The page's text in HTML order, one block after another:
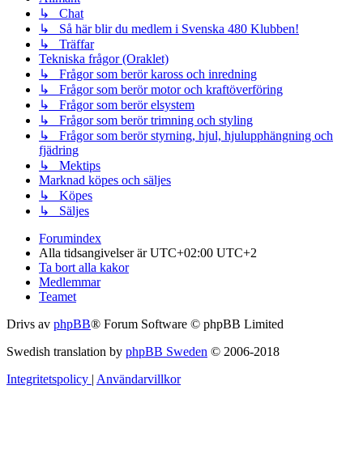
↳ Chat
↳ Så här blir du medlem i Svenska 480 Klubben!
↳ Träffar
Tekniska frågor (Oraklet)
↳ Frågor som berör kaross och inredning
↳ Frågor som berör motor och kraftöverföring
↳ Frågor som berör elsystem
↳ Frågor som berör trimning och styling
↳ Frågor som berör styrning, hjul, hjulupphängning och
fjädring
↳ Mektips
Marknad köpes och säljes
↳ Köpes
↳ Säljes
Forumindex
Alla tidsangivelser är UTC+02:00 UTC+2
Ta bort alla kakor
Medlemmar
Teamet
Drivs av phpBB® Forum Software © phpBB Limited
Swedish translation by phpBB Sweden © 2006-2018
Integritetspolicy | Användarvillkor